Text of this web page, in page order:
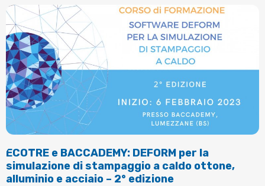
ECOTRE e BACCADEMY: DEFORM per la
simulazione di stampaggio a caldo ottone,
alluminio e acciaio – 2° edizione